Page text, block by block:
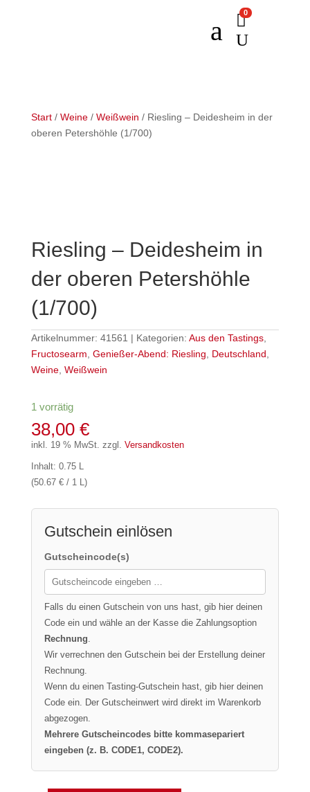
a 0
U
Start/ Weine/ Weißwein / Riesling – Deidesheim in der
oberen Petershöhle (1/700)
Riesling – Deidesheim in
der oberen Petershöhle
(1/700)
Artikelnummer: 41561 Kategorien: Aus den Tastings,
Fructosearm Genießer-Abend: Riesling Deutschland
Weine, Weißwein
1 vorrätig
38,00 €
inkl. 19 % MwSt. zzgl. Versandkosten
Inhalt: 0.75 L
(50.67 € / 1 L)
Gutschein einlösen
Gutscheincode(s)
Falls du einen Gutschein von uns hast, gib hier deinen
Code ein und wähle an der Kasse die Zahlungsoption
Rechnung.
Wir verrechnen den Gutschein bei der Erstellung deiner
Rechnung.
Wenn du einen Tasting-Gutschein hast, gib hier deinen
Code ein. Der Gutscheinwert wird direkt im Warenkorb
abgezogen.
Mehrere Gutscheincodes bitte kommasepariert
eingeben (z. B. CODE1, CODE2).